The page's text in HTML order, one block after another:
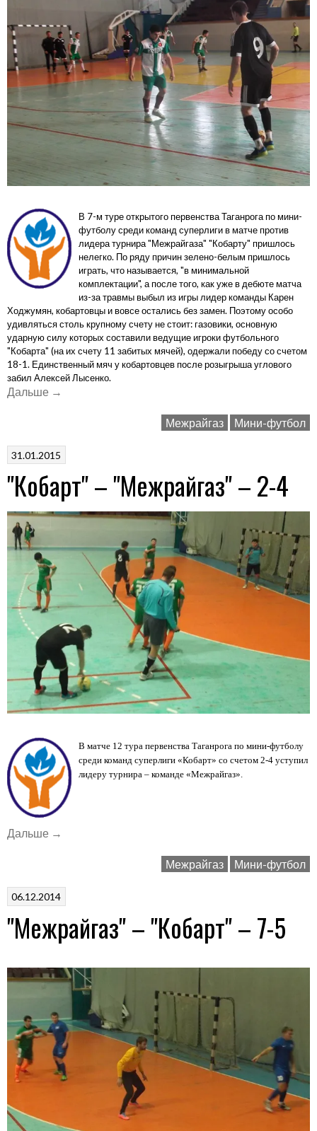
В 7-м туреоткрытого первенства Таганрога по мини-
футболу среди команд суперлиги в матче против
лидера турнира "Межрайгаза" "Кобарту" пришлось
нелегко. По ряду причин зелено-белым пришлось
играть, что называется, "в минимальной
комплектации", а после того, как уже в дебюте матча
из-за травмы выбыл из игры лидер команды Карен
Ходжумян, кобартовцы и вовсе остались без замен. Поэтому особо
удивляться столь крупному счету не стоит: газовики, основную
ударную силу которых составили ведущие игроки футбольного
"Кобарта" (на их счету 11 забитых мячей), одержали победу со счетом
18-1. Единственный мяч у кобартовцев после розыгрыша углового
забил Алексей Лысенко.
Дальше
«"Межрайгаз"
18-
→
Межрайгаз Мини-футбол
31.01.2015
"Кобарт" – "Межрайгаз" – 2-4
В матче 12 тура первенства Таганрога по мини-футболу
среди команд суперлиги «Кобарт» со счетом 2-4 уступил
лидеру турнира – команде «Межрайгаз».
Дальше «"Кобарт"
2-
→
Межрайгаз Мини-футбол
06.12.2014
"Межрайгаз" – "Кобарт" – 7-5